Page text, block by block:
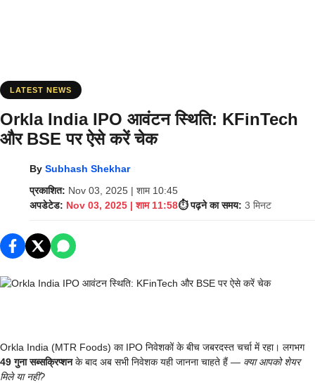
LATEST NEWS
Orkla India IPO आवंटन स्थिति: KFinTech
और BSE पर ऐसे करें चेक
By Subhash Shekhar
प्रकाशित: Nov 03, 2025 | शाम 10:45
अपडेटेड: Nov 03, 2025 | शाम 11:58⏱️ पढ़ने का समय: 3 मिनट
Orkla India (MTR Foods) का IPO निवेशकों के बीच जबरदस्त चर्चा में रहा। लगभग
49 गुना सब्सक्रिप्शनके बाद अब सभी निवेशक यही जानना चाहते हैं — क्या आपको शेयर
मिले या नहीं?